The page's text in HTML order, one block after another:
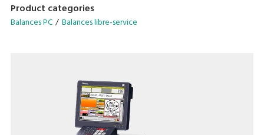
les produits en VRAC et en SACS.
Product categories
Balances PC Balances libre-service